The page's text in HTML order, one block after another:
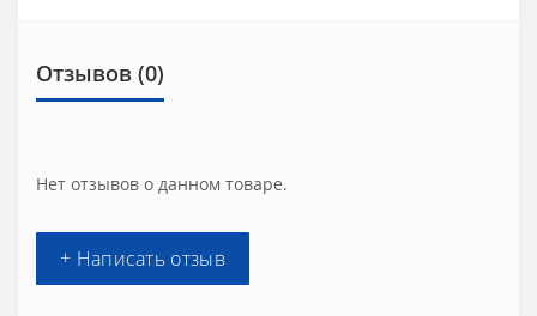
Отзывов (0)
Нет отзывов о данном товаре.
+ Написать отзыв